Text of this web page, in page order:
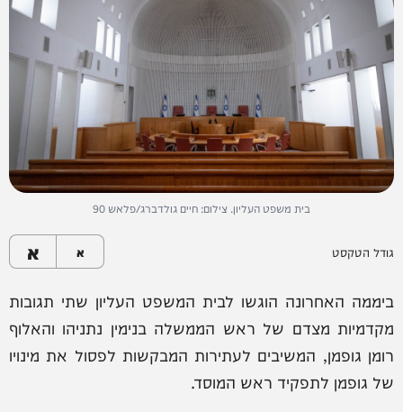
בית משפט העליון. צילום: חיים גולדברג/פלאש 90
גודל הטקסט א א
ביממה האחרונה הוגשו לבית המשפט העליון שתי תגובות
מקדמיות מצדם של ראש הממשלה בנימין נתניהו והאלוף
רומן גופמן, המשיבים לעתירות המבקשות לפסול את מינויו
של גופמן לתפקיד ראש המוסד.